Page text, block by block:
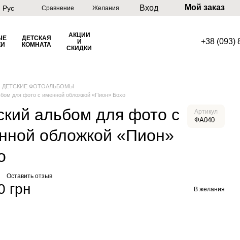
Рус Сравнение Желания Вход Мой заказ
ДЕТСКАЯ
КОМНАТА
АКЦИИ
И
СКИДКИ
+38 (093)
ДЕТСКИЕ ФОТОАЛЬБОМЫ
для фото с именной обложкой «Пион» Бохо
альбом для фото с
обложкой «Пион»
Артикул
ФА040
Оставить отзыв
грн В желания